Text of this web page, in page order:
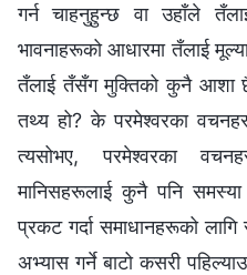
गर्न चाहनुहुन्छ वा उहाँले
भावनाहरूको आधारमा तँलाई
तँलाई तँसँग मुक्तिको कुनै आशा
तथ्य हो? के परमेश्‍वरका
त्यसोभए, परमेश्‍वरका
मानिसहरूलाई कुनै पनि समस्या
प्रकट गर्दा समाधानहरूको
अभ्यास गर्ने बाटो कसरी